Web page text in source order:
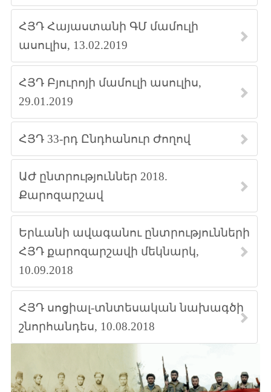
ՀՅԴ Հայաստանի ԳՄ մամուլի
ասուլիս, 13.02.2019
ՀՅԴ Բյուրոյի մամուլի ասուլիս,
29.01.2019
ՀՅԴ 33-րդ Ընդհանուր Ժողով
ԱԺ ընտրություններ 2018.
Քարոզարշավ
Երևանի ավագանու ընտրությունների
ՀՅԴ քարոզարշավի մեկնարկ,
10.09.2018
ՀՅԴ սոցիալ-տնտեսական նախագծի
շնորհանդես, 10.08.2018